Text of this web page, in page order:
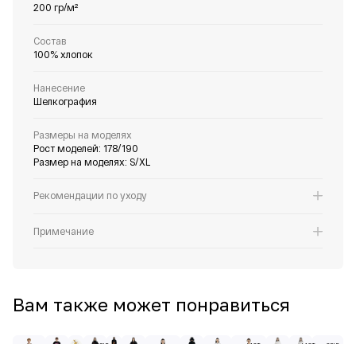
200 гр/м²
Состав
100% хлопок
Нанесение
Шелкография
Размеры на моделях
Рост моделей: 178/190
Размер на моделях: S/XL
Рекомендации по уходу
Примечание
Вам также может понравиться